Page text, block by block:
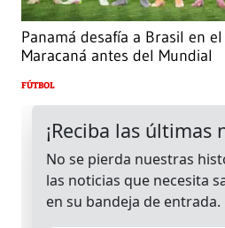
Panamá desafía a Brasil en
Maracaná antes del Mundial
FÚTBOL